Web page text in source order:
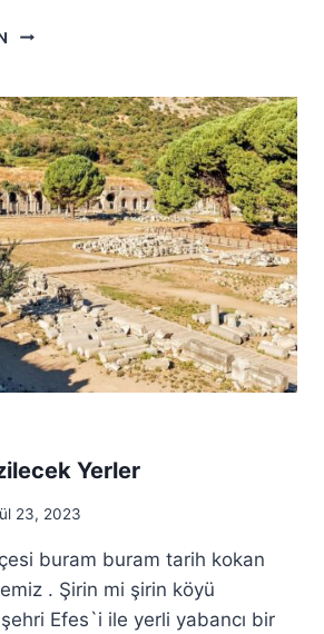
TARIHI
GEZILECEK
YERLER
Yerler
23, 2023
buram buram tarih kokan
. Şirin mi şirin köyü
Efes`i ile yerli yabancı bir